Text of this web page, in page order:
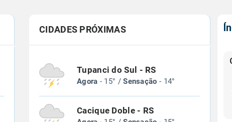
CIDADES PRÓXIMAS
Tupanci do Sul - RS
Agora - 15° /Sensação - 14°
Cacique Doble - RS